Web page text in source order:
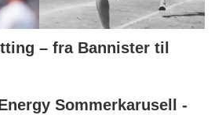
– fra Bannister til
Sommerkarusell -